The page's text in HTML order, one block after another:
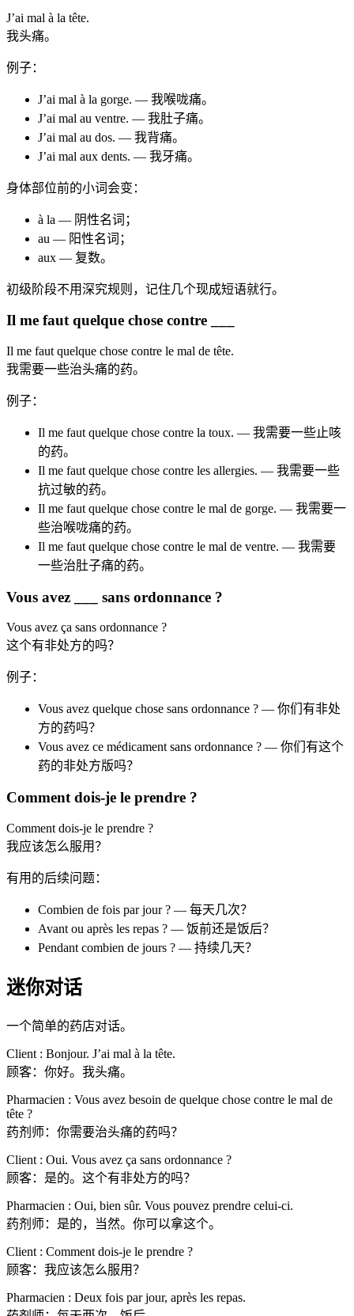
J’ai mal à la tête.
我头痛。
例子：
J’ai mal à la gorge. — 我喉咙痛。
J’ai mal au ventre. — 我肚子痛。
J’ai mal au dos. — 我背痛。
J’ai mal aux dents. — 我牙痛。
身体部位前的小词会变：
à la — 阴性名词；
au — 阳性名词；
aux — 复数。
初级阶段不用深究规则，记住几个现成短语就行。
Il me faut quelque chose contre ___
Il me faut quelque chose contre le mal de tête.
我需要一些治头痛的药。
例子：
Il me faut quelque chose contre la toux. — 我需要一些止咳
的药。
Il me faut quelque chose contre les allergies. — 我需要一些
抗过敏的药。
Il me faut quelque chose contre le mal de gorge. — 我需要一
些治喉咙痛的药。
Il me faut quelque chose contre le mal de ventre. — 我需要
一些治肚子痛的药。
Vous avez ___ sans ordonnance ?
Vous avez ça sans ordonnance ?
这个有非处方的吗？
例子：
Vous avez quelque chose sans ordonnance ? — 你们有非处
方的药吗？
Vous avez ce médicament sans ordonnance ? — 你们有这个
药的非处方版吗？
Comment dois-je le prendre ?
Comment dois-je le prendre ?
我应该怎么服用？
有用的后续问题：
Combien de fois par jour ? — 每天几次？
Avant ou après les repas ? — 饭前还是饭后？
Pendant combien de jours ? — 持续几天？
迷你对话
一个简单的药店对话。
Client : Bonjour. J’ai mal à la tête.
顾客：你好。我头痛。
Pharmacien : Vous avez besoin de quelque chose contre le mal de
tête ?
药剂师：你需要治头痛的药吗？
Client : Oui. Vous avez ça sans ordonnance ?
顾客：是的。这个有非处方的吗？
Pharmacien : Oui, bien sûr. Vous pouvez prendre celui-ci.
药剂师：是的，当然。你可以拿这个。
Client : Comment dois-je le prendre ?
顾客：我应该怎么服用？
Pharmacien : Deux fois par jour, après les repas.